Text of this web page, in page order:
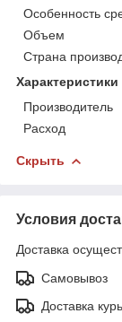
Особенность
Объем
Страна
Характеристики
Производитель
Расход
Скрыть
Условия
Доставка
Самовывоз
Доставка